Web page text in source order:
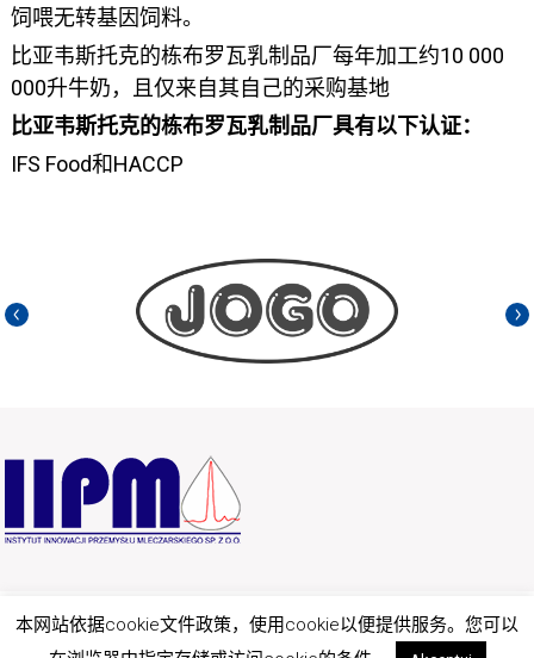
饲喂无转基因饲料。
比亚韦斯托克的栋布罗瓦乳制品厂每年加工约10 000
000升牛奶，且仅来自其自己的采购基地
比亚韦斯托克的栋布罗瓦乳制品厂具有以下认证：
IFS Food和HACCP
本网站依据cookie文件政策，使用cookie以便提供服务。您可以